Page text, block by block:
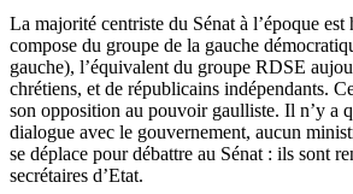
La majorité centriste du Sénat à l’époque est
compose du groupe de la gauche
gauche), l’équivalent du groupe RDSE
chrétiens, et de républicains indépendants.
son opposition au pouvoir gaulliste. Il n’y a
dialogue avec le gouvernement, aucun
se déplace pour débattre au Sénat : ils sont
secrétaires d’Etat.